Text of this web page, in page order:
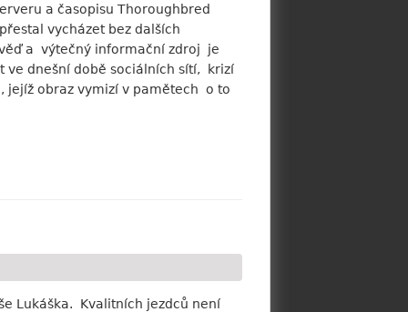
a časopisu Thoroughbred
vycházet bez dalších
a výtečný informační zdroj je
dnešní době sociálních sítí, krizí
jejíž obraz vymizí v pamětech o to
Lukáška. Kvalitních jezdců není